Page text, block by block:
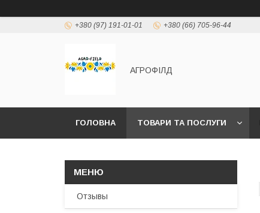
+380 (97) 191-01-01 +380 (66) 705-96-44
АГРОФІЛД
ГОЛОВНА ТОВАРИ ТА ПОСЛУГИ
Отзывы